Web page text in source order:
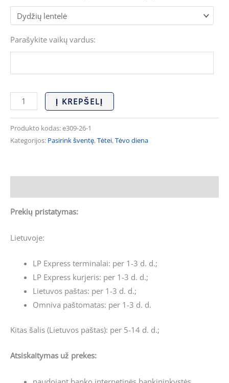
Parašykite vaikų vardus:
Į KREPŠELĮ
Produkto kodas:e309-26-1
Kategorijos: Pasirink šventę,Tėtei,Tėvo diena
Prekių pristatymas:
Lietuvoje:
LP Express terminalai: per 1-3 d. d.;
LP Express kurjeris: per 1-3 d. d.;
Lietuvos paštas: per 1-3 d. d.;
Omniva paštomatas: per 1-3 d. d.
Kitas šalis (Lietuvos paštas): per 5-14 d. d.;
Atsiskaitymas už prekes: